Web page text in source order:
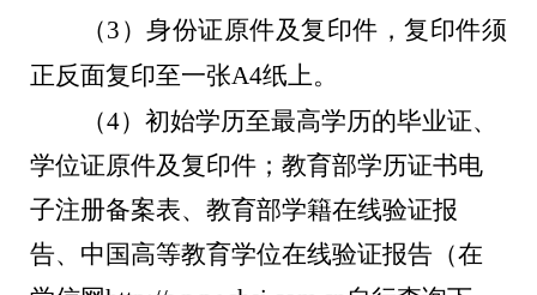
（3 ）身份证原件及复印件，复印件须
正反面复印至一张A4纸上。
（4）初始学历至最高学历的毕业证、
学位证原件及复印件；教育部学历证书电
子注册备案表、教育部学籍在线验证报
告、中国高等教育学位在线验证报告（在